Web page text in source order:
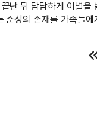
난 뒤 담담하게 이별
준성의 존재를 가족들에